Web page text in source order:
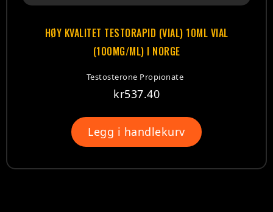
HØY KVALITET TESTORAPID (VIAL) 10ML VIAL
(100MG/ML) I NORGE
Testosterone Propionate
kr537.40
Legg i handlekurv